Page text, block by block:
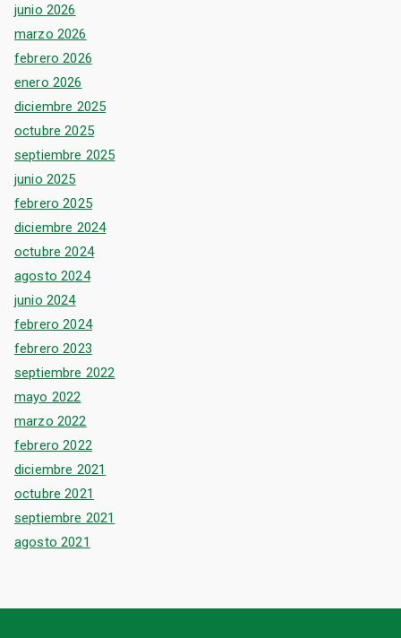
junio 2026
marzo 2026
febrero 2026
enero 2026
diciembre 2025
octubre 2025
septiembre 2025
junio 2025
febrero 2025
diciembre 2024
octubre 2024
agosto 2024
junio 2024
febrero 2024
febrero 2023
septiembre 2022
mayo 2022
marzo 2022
febrero 2022
diciembre 2021
octubre 2021
septiembre 2021
agosto 2021